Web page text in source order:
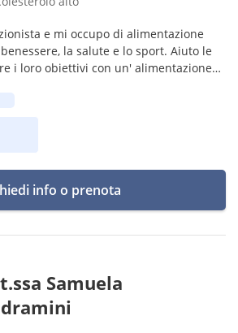
e mi occupo di alimentazione
la salute e lo sport. Aiuto le
i loro obiettivi con un' alimentazione
info o prenota
Samuela